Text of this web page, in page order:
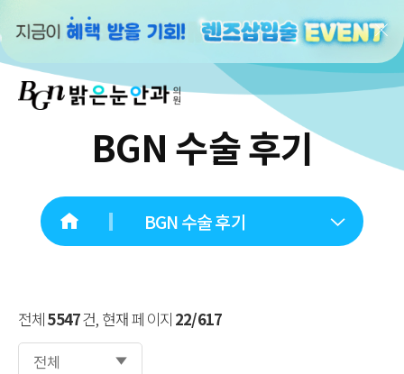
BGN 수술 후기
BGN 수술 후기
전체5547건, 현재 페이지 22/617
전체